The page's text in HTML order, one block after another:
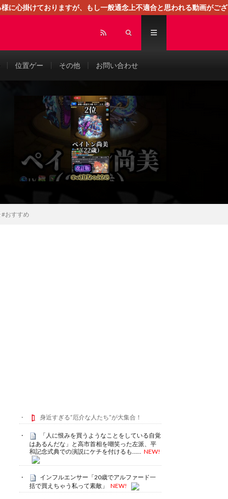
に心掛けておりますが、もし一般通念上不適合と思われる動画がござ
位置ゲー その他 お問い合わせ
#おすすめ
身近すぎる“厄介な人たち”が大集合！
「人に恨みを買うようなことをしている自覚
はあるんだな」と高市首相を嘲笑った左派、平
和記念式典での演説にケチを付けるも……
NEW!
インフルエンサー「20歳でアルファード一
括で買えちゃう私って素敵」
NEW!